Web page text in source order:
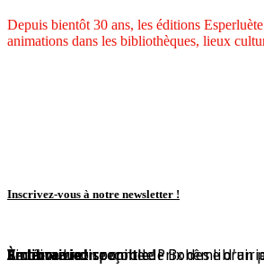
Depuis bientôt 30 ans, les éditions
animations dans les bibliothèques, lieux
Inscrivez-vous à notre newsletter !
En librairie !
En librairie !
En librairie !
En librairie !
En librairie !
Violaine Lison reçoit le Prix des
En librairie !
À nouveau disponible !
À nouveau disponible !
Redécouvrez ce conte de Bohême